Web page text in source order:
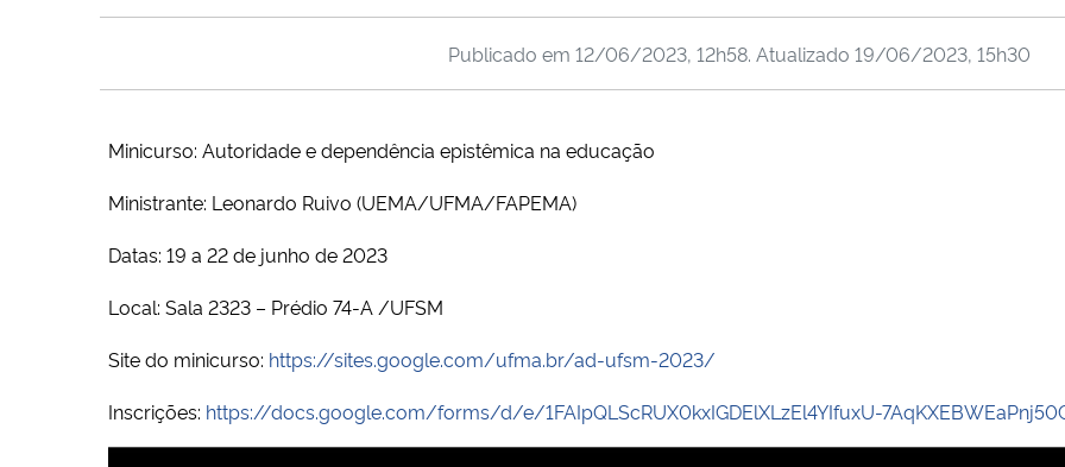
Publicado em 12/06/2023, 12h58. Atualizado 19/06/2023, 15h30
Minicurso: Autoridade e dependência epistêmica na educação
Ministrante: Leonardo Ruivo (UEMA/UFMA/FAPEMA)
Datas: 19 a 22 de junho de 2023
Local: Sala 2323 – Prédio 74-A /UFSM
Site do minicurso: https://sites.google.com/ufma.br/ad-ufsm-2023/
Inscrições: https://docs.google.com/forms/d/e/1FAIpQLScRUX0kxIGDElXLzEl4YIfuxU-